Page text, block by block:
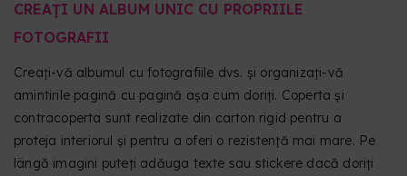
CREAȚI UN ALBUM UNIC CU PROPRIILE
FOTOGRAFII
Creați-vă albumul cu fotografiile dvs. și organizați-vă
amintirile pagină cu pagină așa cum doriți. Coperta și
contracoperta sunt realizate din carton rigid pentru a
proteja interiorul și pentru a oferi o rezistență mai mare. Pe
lângă imagini puteți adăuga texte sau stickere dacă doriți